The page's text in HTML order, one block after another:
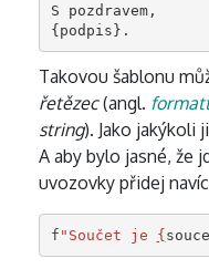
S pozdravem,
Takovou šablonu
řetězec(angl.
string). Jako jakýkoli
A aby bylo jasné, že
uvozovky přidej
f "Součet je {